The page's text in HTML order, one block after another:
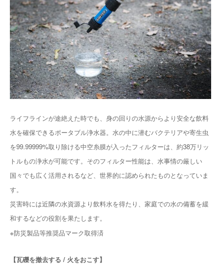
ライフラインが途絶えた時でも、身の回りの水源からより安全な飲料
水を確保できるポータブル浄水器。水の中に潜むバクテリアや寄生虫
を99.99999%取り除ける中空糸膜が入ったフィルターは、約38万リッ
トルもの浄水が可能です。そのフィルター性能は、水事情の厳しい
国々でも広く活用されるなど、世界的に認められたものとなっていま
す。
災害時には近隣の水資源より飲料水を得たり、家庭での水の備蓄を緩
和するなどの役割を果たします。
※防災製品等推奨品マーク取得済
【瓦礫を撤去する / 火をおこす】